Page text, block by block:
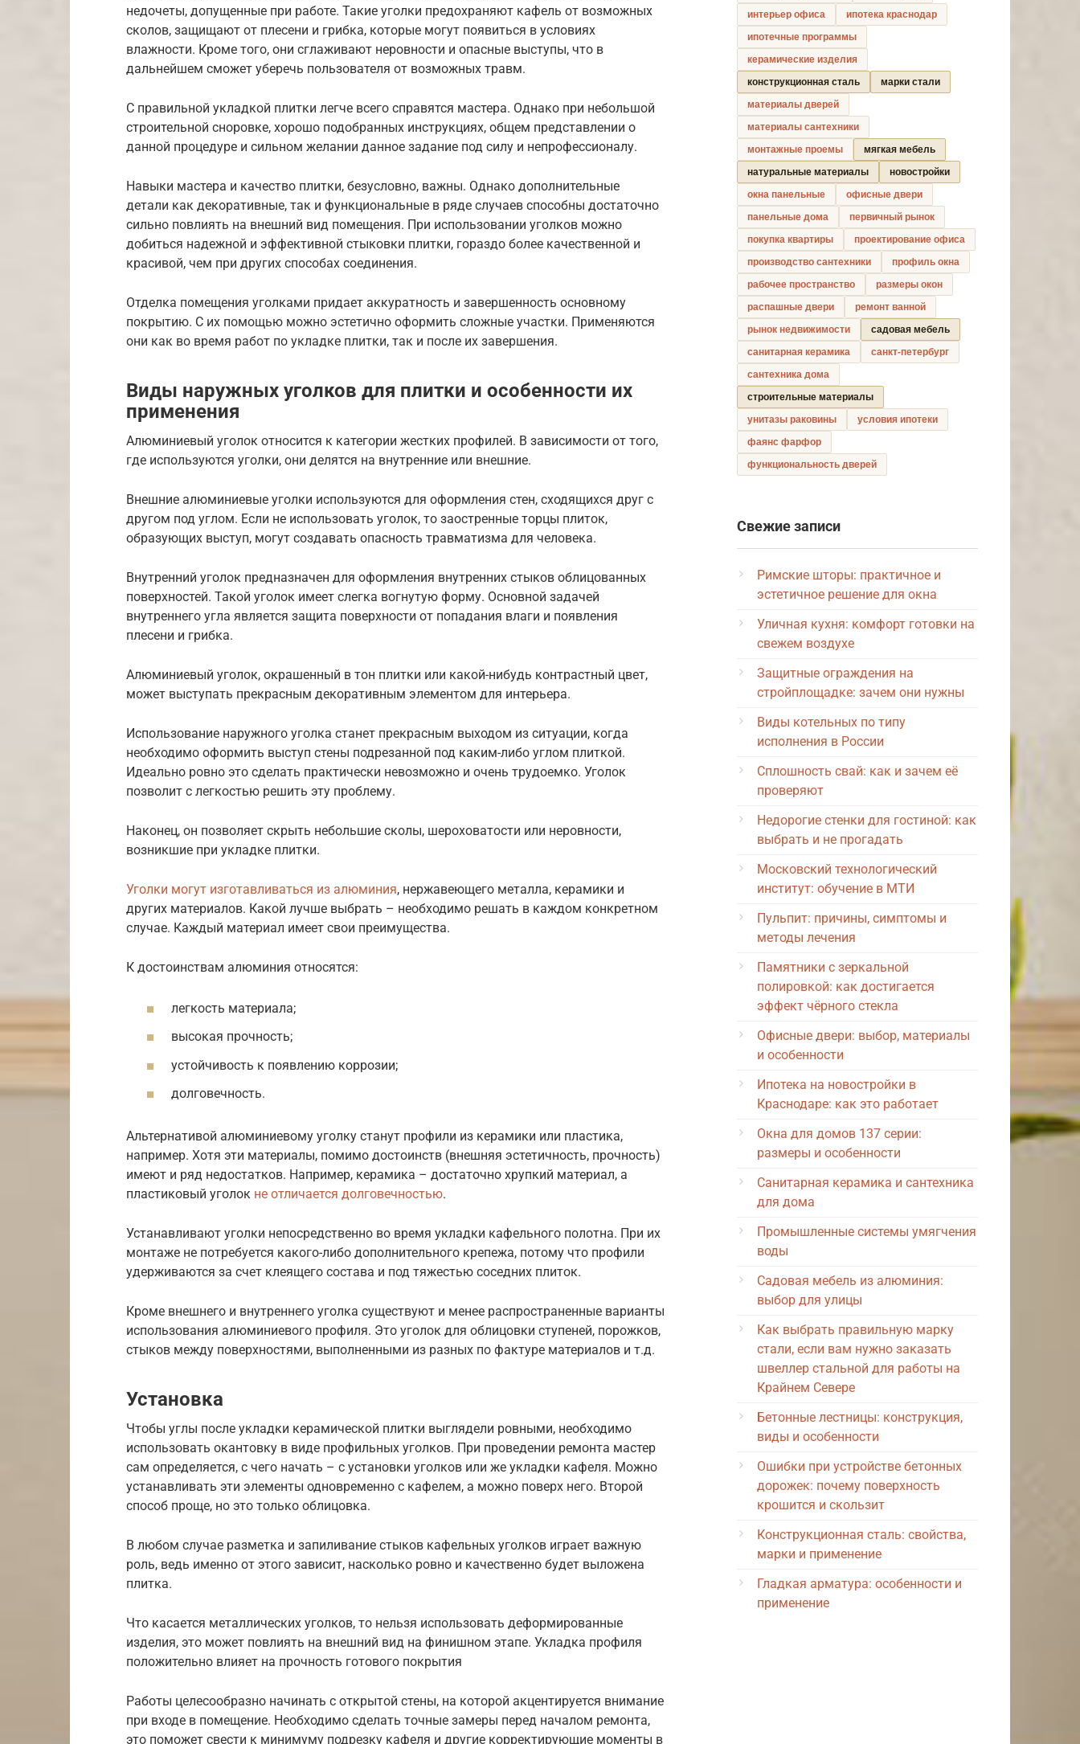
недочеты, допущенные при работе. Такие уголки предохраняют кафель от возможных
сколов, защищают от плесени и грибка, которые могут появиться в условиях
влажности. Кроме того, они сглаживают неровности и опасные выступы, что в
дальнейшем сможет уберечь пользователя от возможных травм.
С правильной укладкой плитки легче всего справятся мастера. Однако при небольшой
строительной сноровке, хорошо подобранных инструкциях, общем представлении о
данной процедуре и сильном желании данное задание под силу и непрофессионалу.
Навыки мастера и качество плитки, безусловно, важны. Однако дополнительные
детали как декоративные, так и функциональные в ряде случаев способны достаточно
сильно повлиять на внешний вид помещения. При использовании уголков можно
добиться надежной и эффективной стыковки плитки, гораздо более качественной и
красивой, чем при других способах соединения.
Отделка помещения уголками придает аккуратность и завершенность основному
покрытию. С их помощью можно эстетично оформить сложные участки. Применяются
они как во время работ по укладке плитки, так и после их завершения.
Виды наружных уголков для плитки и особенности их
применения
Алюминиевый уголок относится к категории жестких профилей. В зависимости от того,
где используются уголки, они делятся на внутренние или внешние.
Внешние алюминиевые уголки используются для оформления стен, сходящихся друг с
другом под углом. Если не использовать уголок, то заостренные торцы плиток,
образующих выступ, могут создавать опасность травматизма для человека.
Внутренний уголок предназначен для оформления внутренних стыков облицованных
поверхностей. Такой уголок имеет слегка вогнутую форму. Основной задачей
внутреннего угла является защита поверхности от попадания влаги и появления
плесени и грибка.
Алюминиевый уголок, окрашенный в тон плитки или какой-нибудь контрастный цвет,
может выступать прекрасным декоративным элементом для интерьера.
Использование наружного уголка станет прекрасным выходом из ситуации, когда
необходимо оформить выступ стены подрезанной под каким-либо углом плиткой.
Идеально ровно это сделать практически невозможно и очень трудоемко. Уголок
позволит с легкостью решить эту проблему.
Наконец, он позволяет скрыть небольшие сколы, шероховатости или неровности,
возникшие при укладке плитки.
Уголки могут изготавливаться из алюминия, нержавеющего металла, керамики и
других материалов. Какой лучше выбрать – необходимо решать в каждом конкретном
случае. Каждый материал имеет свои преимущества.
К достоинствам алюминия относятся:
легкость материала;
высокая прочность;
устойчивость к появлению коррозии;
долговечность.
Альтернативой алюминиевому уголку станут профили из керамики или пластика,
например. Хотя эти материалы, помимо достоинств (внешняя эстетичность, прочность)
имеют и ряд недостатков. Например, керамика – достаточно хрупкий материал, а
пластиковый уголок не отличается долговечностью.
Устанавливают уголки непосредственно во время укладки кафельного полотна. При их
монтаже не потребуется какого-либо дополнительного крепежа, потому что профили
удерживаются за счет клеящего состава и под тяжестью соседних плиток.
Кроме внешнего и внутреннего уголка существуют и менее распространенные варианты
использования алюминиевого профиля. Это уголок для облицовки ступеней, порожков,
стыков между поверхностями, выполненными из разных по фактуре материалов и т.д.
Установка
Чтобы углы после укладки керамической плитки выглядели ровными, необходимо
использовать окантовку в виде профильных уголков. При проведении ремонта мастер
сам определяется, с чего начать – с установки уголков или же укладки кафеля. Можно
устанавливать эти элементы одновременно с кафелем, а можно поверх него. Второй
способ проще, но это только облицовка.
В любом случае разметка и запиливание стыков кафельных уголков играет важную
роль, ведь именно от этого зависит, насколько ровно и качественно будет выложена
плитка.
Что касается металлических уголков, то нельзя использовать деформированные
изделия, это может повлиять на внешний вид на финишном этапе. Укладка профиля
положительно влияет на прочность готового покрытия
Работы целесообразно начинать с открытой стены, на которой акцентируется внимание
при входе в помещение. Необходимо сделать точные замеры перед началом ремонта,
это поможет свести к минимуму подрезку кафеля и другие корректирующие моменты в
интерьер офиса
ипотека краснодар
ипотечные программы
керамические изделия
конструкционная сталь
марки стали
материалы дверей
материалы сантехники
монтажные проемы
мягкая мебель
натуральные материалы
новостройки
окна панельные
офисные двери
панельные дома
первичный рынок
покупка квартиры
проектирование офиса
производство сантехники
профиль окна
рабочее пространство
размеры окон
распашные двери
ремонт ванной
рынок недвижимости
садовая мебель
санитарная керамика
санкт-петербург
сантехника дома
строительные материалы
унитазы раковины
условия ипотеки
фаянс фарфор
функциональность дверей
Свежие записи
Римские шторы: практичное и
эстетичное решение для окна
Уличная кухня: комфорт готовки на
свежем воздухе
Защитные ограждения на
стройплощадке: зачем они нужны
Виды котельных по типу
исполнения в России
Сплошность свай: как и зачем её
проверяют
Недорогие стенки для гостиной: как
выбрать и не прогадать
Московский технологический
институт: обучение в МТИ
Пульпит: причины, симптомы и
методы лечения
Памятники с зеркальной
полировкой: как достигается
эффект чёрного стекла
Офисные двери: выбор, материалы
и особенности
Ипотека на новостройки в
Краснодаре: как это работает
Окна для домов 137 серии:
размеры и особенности
Санитарная керамика и сантехника
для дома
Промышленные системы умягчения
воды
Садовая мебель из алюминия:
выбор для улицы
Как выбрать правильную марку
стали, если вам нужно заказать
швеллер стальной для работы на
Крайнем Севере
Бетонные лестницы: конструкция,
виды и особенности
Ошибки при устройстве бетонных
дорожек: почему поверхность
крошится и скользит
Конструкционная сталь: свойства,
марки и применение
Гладкая арматура: особенности и
применение